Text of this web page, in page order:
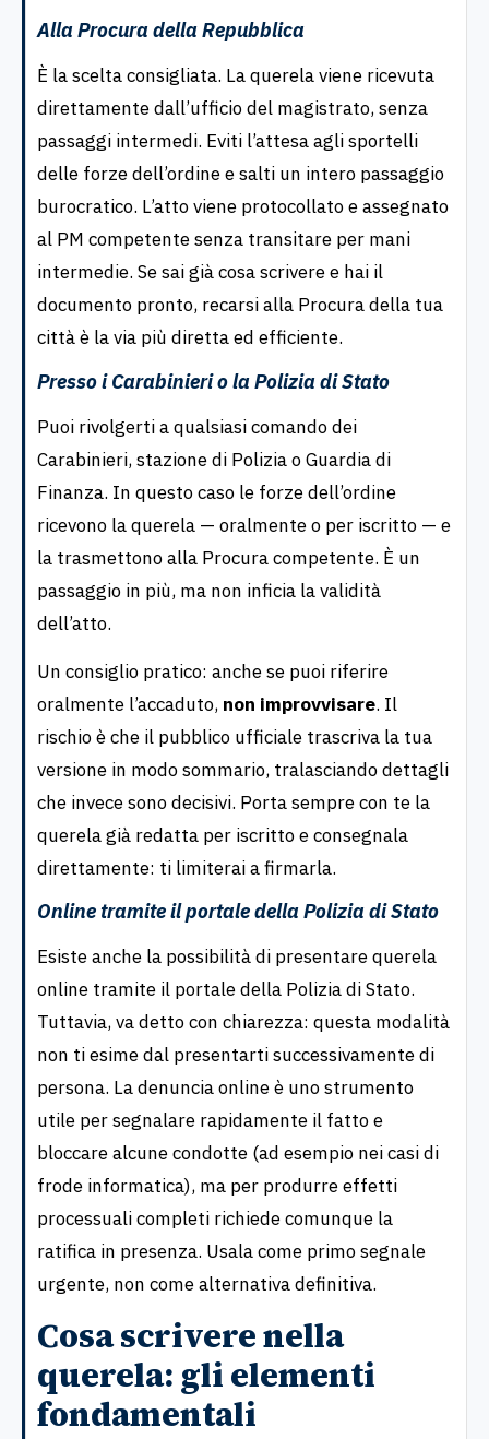
Alla Procura della Repubblica
È la scelta consigliata. La querela viene ricevuta
direttamente dall’ufficio del magistrato, senza
passaggi intermedi. Eviti l’attesa agli sportelli
delle forze dell’ordine e salti un intero passaggio
burocratico. L’atto viene protocollato e assegnato
al PM competente senza transitare per mani
intermedie. Se sai già cosa scrivere e hai il
documento pronto, recarsi alla Procura della tua
città è la via più diretta ed efficiente.
Presso i Carabinieri o la Polizia di Stato
Puoi rivolgerti a qualsiasi comando dei
Carabinieri, stazione di Polizia o Guardia di
Finanza. In questo caso le forze dell’ordine
ricevono la querela — oralmente o per iscritto — e
la trasmettono alla Procura competente. È un
passaggio in più, ma non inficia la validità
dell’atto.
Un consiglio pratico: anche se puoi riferire
oralmente l’accaduto, non improvvisare. Il
rischio è che il pubblico ufficiale trascriva la tua
versione in modo sommario, tralasciando dettagli
che invece sono decisivi. Porta sempre con te la
querela già redatta per iscritto e consegnala
direttamente: ti limiterai a firmarla.
Online tramite il portale della Polizia di Stato
Esiste anche la possibilità di presentare querela
online tramite il portale della Polizia di Stato.
Tuttavia, va detto con chiarezza: questa modalità
non ti esime dal presentarti successivamente di
persona. La denuncia online è uno strumento
utile per segnalare rapidamente il fatto e
bloccare alcune condotte (ad esempio nei casi di
frode informatica), ma per produrre effetti
processuali completi richiede comunque la
ratifica in presenza. Usala come primo segnale
urgente, non come alternativa definitiva.
Cosa scrivere nella
querela: gli elementi
fondamentali